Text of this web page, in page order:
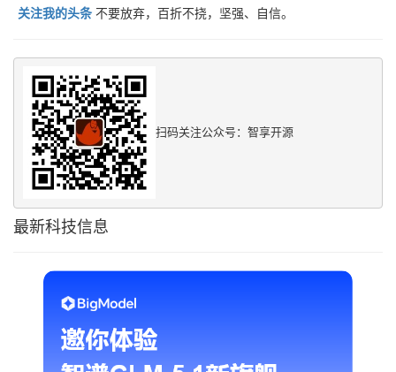
关注我的头条 不要放弃，百折不挠，坚强、自信。
扫码关注公众号：智享开源
最新科技信息